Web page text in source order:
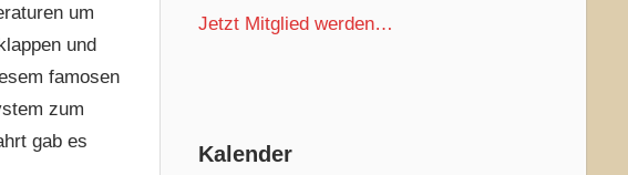
um
und
famosen
zum
gab es
Jetzt Mitglied werden…
Kalender